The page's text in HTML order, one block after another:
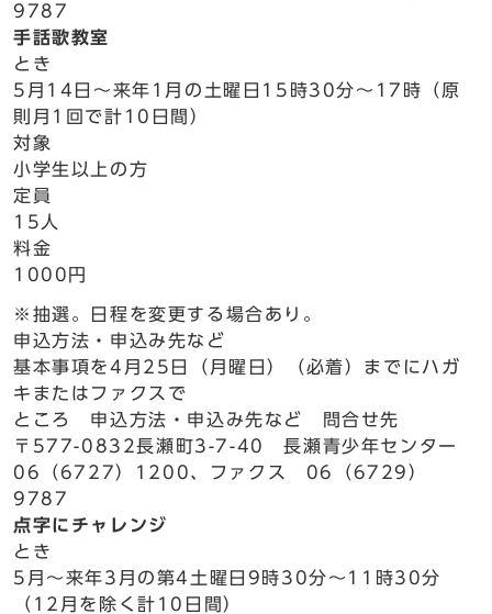
9787
手話歌教室
とき
5月14日～来年1月の土曜日15時30分～17時（原
則月1回で計10日間）
対象
小学生以上の方
定員
15人
料金
1000円
※抽選。日程を変更する場合あり。
申込方法・申込み先など
基本事項を4月25日（月曜日）（必着）までにハガ
キまたはファクスで
ところ 申込方法・申込み先など 問合せ先
〒577-0832長瀬町3-7-40 長瀬青少年センター
06（6727）1200、ファクス 06（6729）
9787
点字にチャレンジ
とき
5月～来年3月の第4土曜日9時30分～11時30分
（12月を除く計10日間）